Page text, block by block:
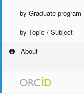
by Graduate program
by Topic / Subject
About